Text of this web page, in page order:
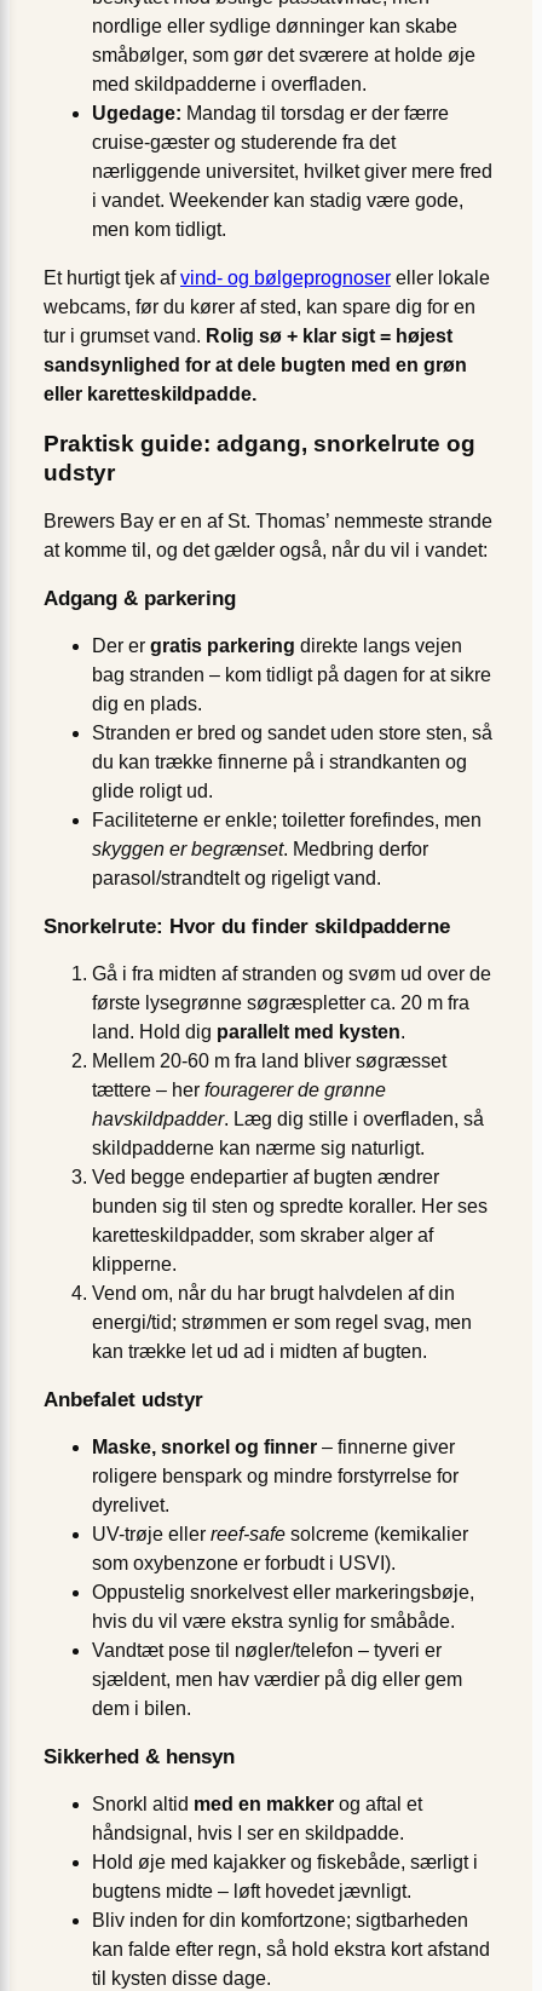
nordlige eller sydlige dønninger kan skabe
småbølger, som gør det sværere at holde øje
med skildpadderne i overfladen.
Ugedage: Mandag til torsdag er der færre
cruise-gæster og studerende fra det
nærliggende universitet, hvilket giver mere fred
i vandet. Weekender kan stadig være gode,
men kom tidligt.
Et hurtigt tjek afvind- og bølgeprognoser eller lokale
webcams, før du kører af sted, kan spare dig for en
tur i grumset vand. Rolig sø + klar sigt = højest
sandsynlighed for at dele bugten med en grøn
eller karetteskildpadde.
Praktisk guide: adgang, snorkelrute og
udstyr
Brewers Bay er en af St. Thomas’ nemmeste strande
at komme til, og det gælder også, når du vil i vandet:
Adgang & parkering
Der er gratis parkering direkte langs vejen
bag stranden – kom tidligt på dagen for at sikre
dig en plads.
Stranden er bred og sandet uden store sten, så
du kan trække finnerne på i strandkanten og
glide roligt ud.
Faciliteterne er enkle; toiletter forefindes, men
skyggen er begrænset. Medbring derfor
parasol/strandtelt og rigeligt vand.
Snorkelrute: Hvor du finder skildpadderne
Gå i fra midten af stranden og svøm ud over de
første lysegrønne søgræspletter ca. 20 m fra
land. Hold dig parallelt med kysten.
Mellem 20-60 m fra land bliver søgræsset
tættere – her fouragerer de grønne
havskildpadder. Læg dig stille i overfladen, så
skildpadderne kan nærme sig naturligt.
Ved begge ende­partier af bugten ændrer
bunden sig til sten og spredte koraller. Her ses
karetteskildpadder, som skraber alger af
klipperne.
Vend om, når du har brugt halvdelen af din
energi/tid; strømmen er som regel svag, men
kan trække let ud ad i midten af bugten.
Anbefalet udstyr
Maske, snorkel og finner – finnerne giver
roligere benspark og mindre forstyrrelse for
dyrelivet.
UV-trøje eller reef-safe solcreme (kemikalier
som oxybenzone er forbudt i USVI).
Oppustelig snorkelvest eller markeringsbøje,
hvis du vil være ekstra synlig for småbåde.
Vandtæt pose til nøgler/telefon – tyveri er
sjældent, men hav værdier på dig eller gem
dem i bilen.
Sikkerhed & hensyn
Snorkl altid med en makker og aftal et
håndsignal, hvis I ser en skildpadde.
Hold øje med kajakker og fiskebåde, særligt i
bugtens midte – løft hovedet jævnligt.
Bliv inden for din komfortzone; sigtbarheden
kan falde efter regn, så hold ekstra kort afstand
til kysten disse dage.